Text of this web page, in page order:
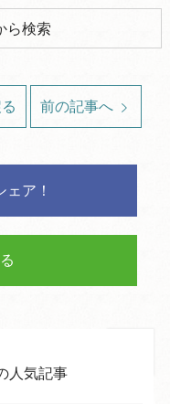
ら検索
前の記事へ
ア！
人気記事